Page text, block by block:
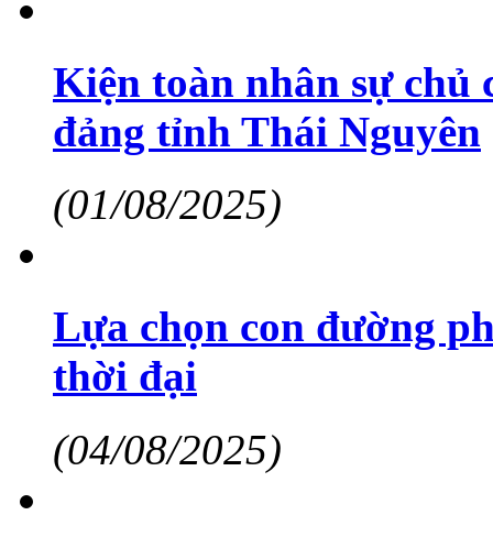
Kiện toàn nhân sự chủ
đảng tỉnh Thái Nguyên
(01/08/2025)
Lựa chọn con đường
thời đại
(04/08/2025)